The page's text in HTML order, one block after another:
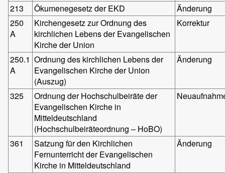
213 Ökumenegesetz der EKD
Änderung
250
A
Kirchengesetz zur Ordnung des
kirchlichen Lebens der Evangelischen
Kirche der Union
Korrektur
250.1
A
Ordnung des kirchlichen Lebens der
Evangelischen Kirche der Union
(Auszug)
Änderung
325
Ordnung der Hochschulbeiräte der
Evangelischen Kirche in
Mitteldeutschland
(Hochschulbeiräteordnung – HoBO)
361
Satzung für den Kirchlichen
Fernunterricht der Evangelischen
Kirche in Mitteldeutschland
Änderung